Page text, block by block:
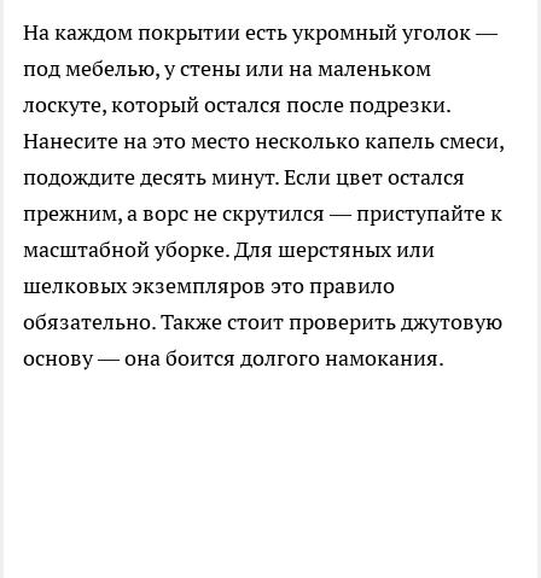
На каждом покрытии есть укромный уголок —
под мебелью, у стены или на маленьком
лоскуте, который остался после подрезки.
Нанесите на это место несколько капель смеси,
подождите десять минут. Если цвет остался
прежним, а ворс не скрутился — приступайте к
масштабной уборке. Для шерстяных или
шелковых экземпляров это правило
обязательно. Также стоит проверить джутовую
основу — она боится долгого намокания.